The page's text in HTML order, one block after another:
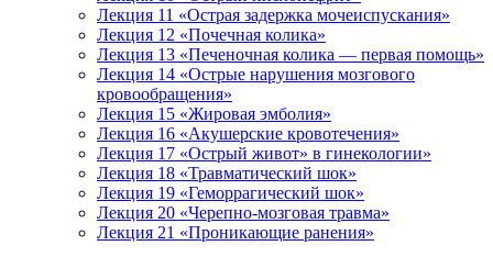
Лекция 11 «Острая задержка мочеиспускания»
Лекция 12 «Почечная колика»
Лекция 13 «Печеночная колика — первая помощь»
Лекция 14 «Острые нарушения мозгового
кровообращения»
Лекция 15 «Жировая эмболия»
Лекция 16 «Акушерские кровотечения»
Лекция 17 «Острый живот» в гинекологии»
Лекция 18 «Травматический шок»
Лекция 19 «Геморрагический шок»
Лекция 20 «Черепно-мозговая травма»
Лекция 21 «Проникающие ранения»